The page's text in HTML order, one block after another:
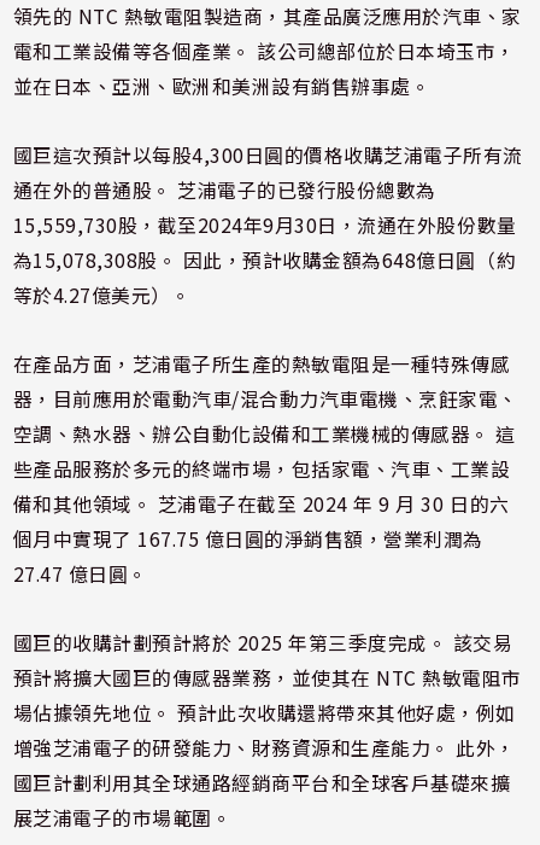
領先的 NTC 熱敏電阻製造商，其產品廣泛應用於汽車、家
電和工業設備等各個產業。 該公司總部位於日本埼玉市，
並在日本、亞洲、歐洲和美洲設有銷售辦事處。
國巨這次預計以每股4,300日圓的價格收購芝浦電子所有流
通在外的普通股。 芝浦電子的已發行股份總數為
15,559,730股，截至2024年9月30日，流通在外股份數量
為15,078,308股。 因此，預計收購金額為648億日圓（約
等於4.27億美元）。
在產品方面，芝浦電子所生產的熱敏電阻是一種特殊傳感
器，目前應用於電動汽車/混合動力汽車電機、烹飪家電、
空調、熱水器、辦公自動化設備和工業機械的傳感器。 這
些產品服務於多元的終端市場，包括家電、汽車、工業設
備和其他領域。 芝浦電子在截至 2024 年 9 月 30 日的六
個月中實現了 167.75 億日圓的淨銷售額，營業利潤為
27.47 億日圓。
國巨的收購計劃預計將於 2025 年第三季度完成。 該交易
預計將擴大國巨的傳感器業務，並使其在 NTC 熱敏電阻市
場佔據領先地位。 預計此次收購還將帶來其他好處，例如
增強芝浦電子的研發能力、財務資源和生產能力。 此外，
國巨計劃利用其全球通路經銷商平台和全球客戶基礎來擴
展芝浦電子的市場範圍。